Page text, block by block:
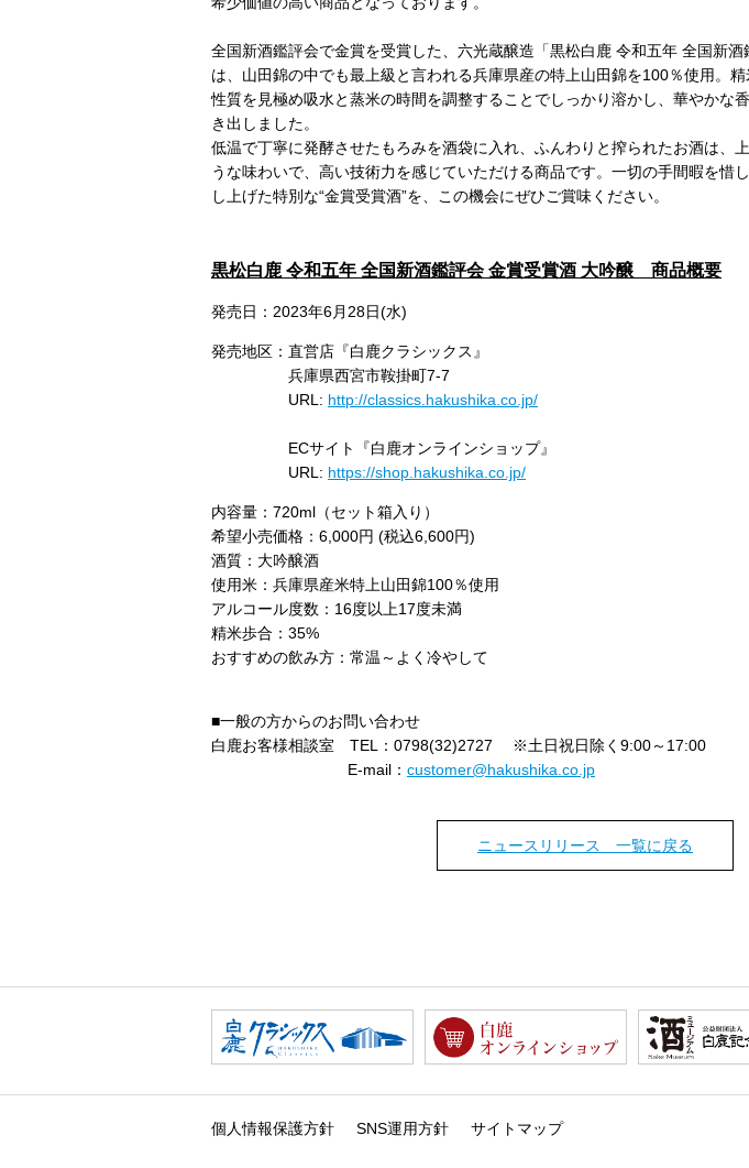
全国新酒鑑評会で金賞を受賞した、六光蔵醸造「黒松白鹿 令和五年 全国新酒
は、山田錦の中でも最上級と言われる兵庫県産の特上山田錦を100％使用。
性質を見極め吸水と蒸米の時間を調整することでしっかり溶かし、華やかな
き出しました。
低温で丁寧に発酵させたもろみを酒袋に入れ、ふんわりと搾られたお酒は、
うな味わいで、高い技術力を感じていただける商品です。一切の手間暇を惜
し上げた特別な“金賞受賞酒”を、この機会にぜひご賞味ください。
黒松白鹿 令和五年 全国新酒鑑評会 金賞受賞酒 大吟醸 商品概要
発売日：2023年6月28日(水)
発売地区：直営店『白鹿クラシックス』
兵庫県西宮市鞍掛町7-7
URL: http://classics.hakushika.co.jp/
ECサイト『白鹿オンラインショップ』
URL: https://shop.hakushika.co.jp/
内容量：720ml（セット箱入り）
希望小売価格：6,000円 (税込6,600円)
酒質：大吟醸酒
使用米：兵庫県産米特上山田錦100％使用
アルコール度数：16度以上17度未満
精米歩合：35%
おすすめの飲み方：常温～よく冷やして
■一般の方からのお問い合わせ
白鹿お客様相談室 TEL：0798(32)2727 ※土日祝日除く9:00～17:00
E-mail： customer@hakushika.co.jp
ニュースリリース 一覧に戻る
個人情報保護方針 SNS運用方針 サイトマップ